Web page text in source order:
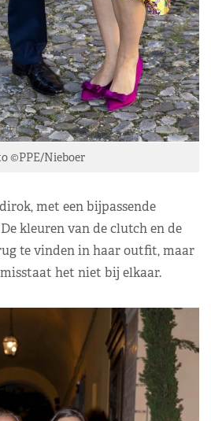
©PPE/Nieboer
met een bijpassende
kleuren van de clutch en de
te vinden in haar outfit, maar
het niet bij elkaar.